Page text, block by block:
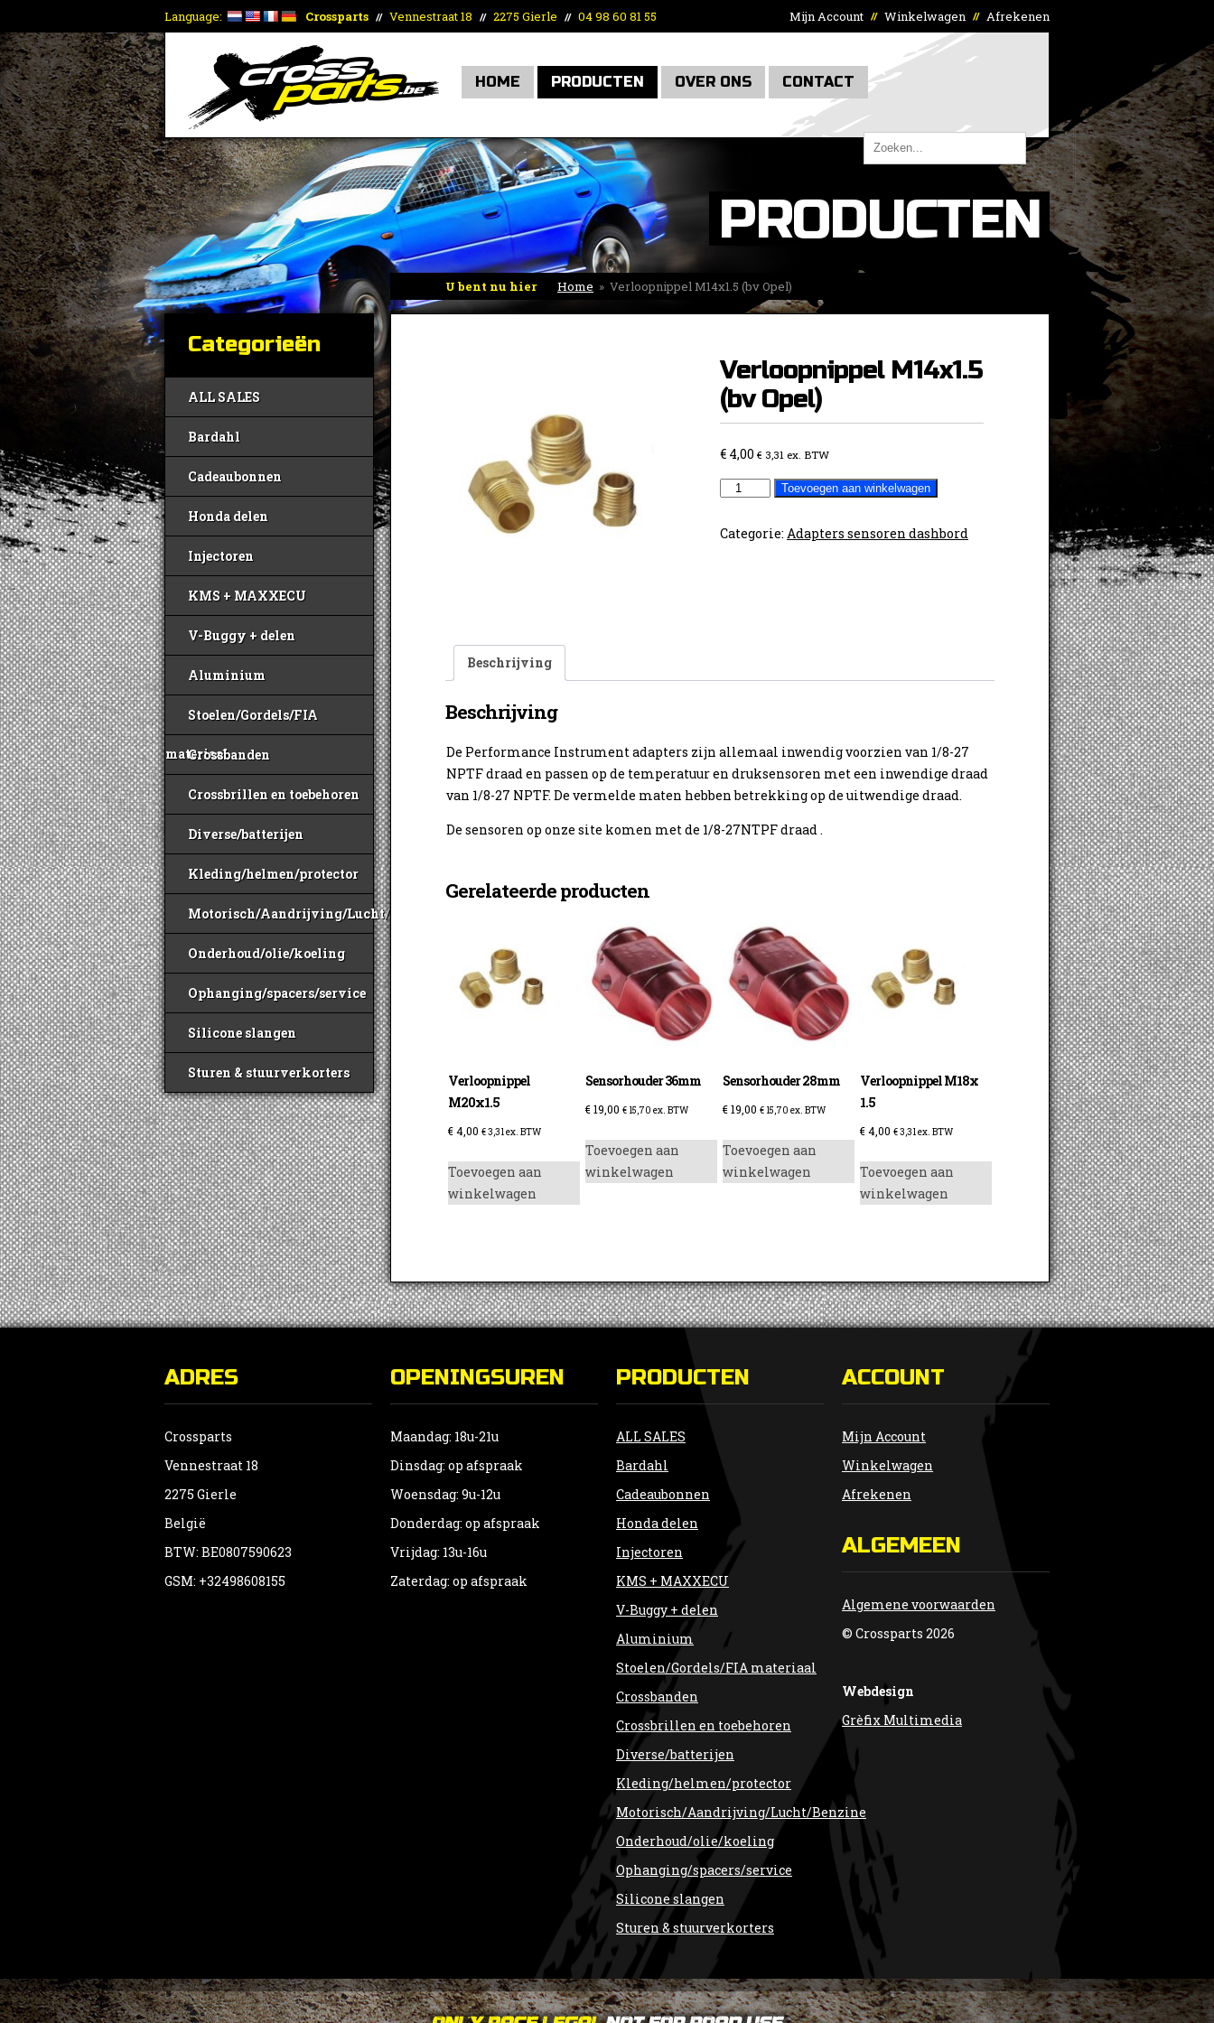
Language: Crossparts // Vennestraat 18 // 2275 Gierle // 04 98 60 81 55 Mijn Account // Winkelwagen // Afrekenen
HOME PRODUCTEN OVER ONS CONTACT
PRODUCTEN
U bent nu hier Home » Verloopnippel M14x1.5 (bv Opel)
Categorieën
ALL SALES
Bardahl
Cadeaubonnen
Honda delen
Injectoren
KMS + MAXXECU
V-Buggy + delen
Aluminium
Stoelen/Gordels/FIA
materiaal
Crossbanden
Crossbrillen en toebehoren
Diverse/batterijen
Kleding/helmen/protector
Motorisch/Aandrijving/Lucht/Benzine
Onderhoud/olie/koeling
Ophanging/spacers/service
Silicone slangen
Sturen & stuurverkorters
Verloopnippel M14x1.5
(bv Opel)
€4,00 € 3,31ex. BTW
Verloopnippel
(bv
Toevoegen aan winkelwagen
Categorie: Adapters sensoren dashbord
Beschrijving
Beschrijving
De Performance Instrument adapters zijn allemaal inwendig voorzien van 1/8-27
NPTF draad en passen op de temperatuur en druksensoren met een inwendige draad
van 1/8-27 NPTF. De vermelde maten hebben betrekking op de uitwendige draad.
De sensoren op onze site komen met de 1/8-27NTPF draad .
Gerelateerde producten
Verloopnippel
M20x1.5
€4,00 €3,31ex. BTW
Toevoegen aan
winkelwagen
Sensorhouder 36mm
€19,00 € 15,70 ex. BTW
Toevoegen aan
winkelwagen
Sensorhouder 28mm
€19,00 €15,70 ex. BTW
Toevoegen aan
winkelwagen
Verloopnippel M18x
1.5
€4,00 €3,31ex. BTW
Toevoegen aan
winkelwagen
ADRES
Crossparts
Vennestraat 18
2275 Gierle
België
BTW: BE0807590623
GSM: +32498608155
OPENINGSUREN
Maandag: 18u-21u
Dinsdag: op afspraak
Woensdag: 9u-12u
Donderdag: op afspraak
Vrijdag: 13u-16u
Zaterdag: op afspraak
PRODUCTEN
ALL SALES
Bardahl
Cadeaubonnen
Honda delen
Injectoren
KMS + MAXXECU
V-Buggy + delen
Aluminium
Stoelen/Gordels/FIA materiaal
Crossbanden
Crossbrillen en toebehoren
Diverse/batterijen
Kleding/helmen/protector
Motorisch/Aandrijving/Lucht/Benzine
Onderhoud/olie/koeling
Ophanging/spacers/service
Silicone slangen
Sturen & stuurverkorters
ACCOUNT
Mijn Account
Winkelwagen
Afrekenen
ALGEMEEN
Algemene voorwaarden
© Crossparts 2026
Webdesign
Grèfix Multimedia